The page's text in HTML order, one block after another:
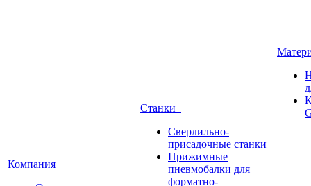
Компания
Станки
Сверлильно-
присадочные станки
Прижимные
пневмобалки для
форматно-